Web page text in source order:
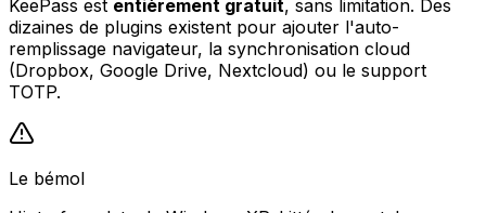
KeePass est entièrement gratuit, sans limitation. Des
dizaines de plugins existent pour ajouter l'auto-
remplissage navigateur, la synchronisation cloud
(Dropbox, Google Drive, Nextcloud) ou le support
TOTP.
Le bémol